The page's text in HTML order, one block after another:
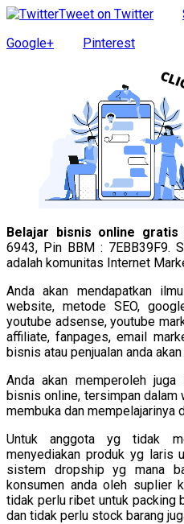
Tweet on Twitter
Google+
Pinterest
Belajar bisnis online gratis
6943, Pin BBM : 7EBB39F9.
adalah komunitas Internet
Anda akan mendapatkan
website, metode SEO,
youtube adsense, youtube
affiliate, fanpages, email
bisnis atau penjualan anda
Anda akan memperoleh
bisnis online, tersimpan dalam
membuka dan mempelajarinya
Untuk anggota yg tidak
menyediakan produk yg laris
sistem dropship yg mana
konsumen anda oleh suplier
tidak perlu ribet untuk packing
dan tidak perlu stock barang